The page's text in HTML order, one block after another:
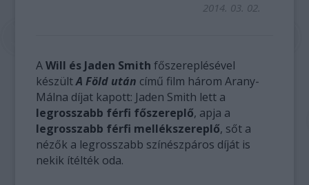
2014. 03. 02.
AWill és Jaden Smith főszereplésével
készültA Föld után című film három Arany-
Málna díjat kapott: Jaden Smith lett a
legrosszabb férfi főszereplő, apja a
legrosszabb férfi mellékszereplő, sőt a
nézők a legrosszabb színészpáros díját is
nekik ítélték oda.